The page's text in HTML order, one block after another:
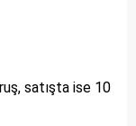
satışta ise 10